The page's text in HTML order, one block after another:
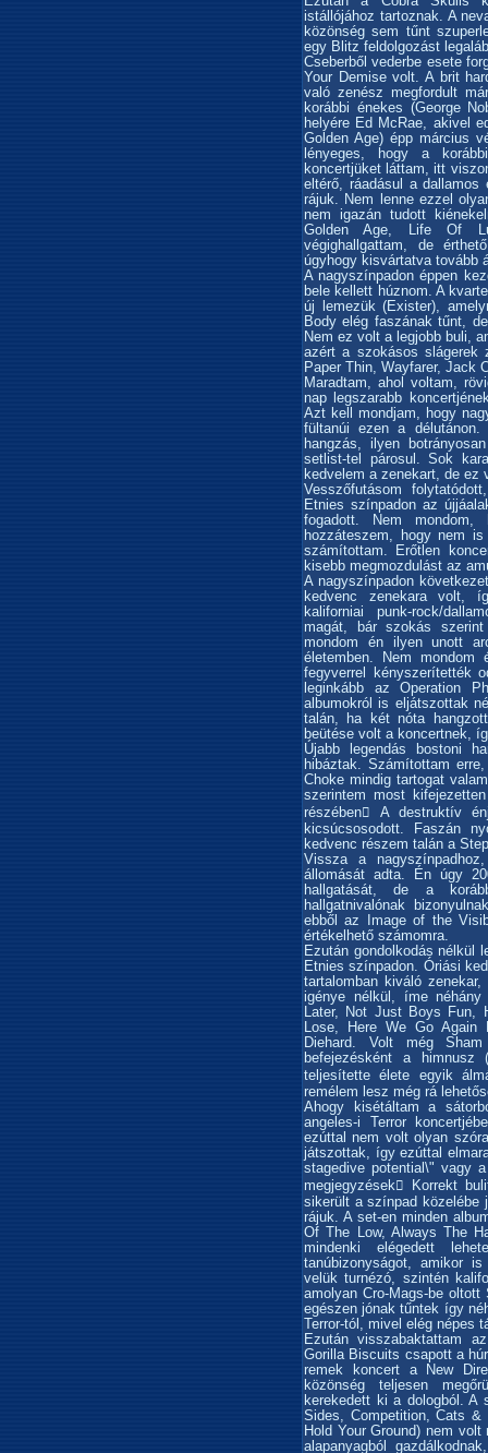
istállójához tartoznak. A
közönség sem tűnt
egy Blitz feldolgozást
Cseberből vederbe esete
Your Demise volt. A brit
való zenész megfordult
korábbi énekes (George
helyére Ed McRae, akivel
Golden Age) épp március
lényeges, hogy a
koncertjüket láttam, itt
eltérő, ráadásul a
rájuk. Nem lenne ezzel
nem igazán tudott
Golden Age, Life Of
végighallgattam, de
úgyhogy kisvártatva tovább
A nagyszínpadon éppen
bele kellett húznom. A
új lemezük (Exister),
Body elég faszának tűnt,
Nem ez volt a legjobb buli,
azért a szokásos slágerek
Paper Thin, Wayfarer, Jack
Maradtam, ahol voltam,
nap legszarabb
Azt kell mondjam, hogy
fültanúi ezen a
hangzás, ilyen
setlist-tel párosul. Sok
kedvelem a zenekart, de ez
Vesszőfutásom
Etnies színpadon az
fogadott. Nem mondom,
hozzáteszem, hogy nem
számítottam. Erőtlen
kisebb megmozdulást az
A nagyszínpadon
kedvenc zenekara volt,
kaliforniai punk-rock/
magát, bár szokás
mondom én ilyen unott
életemben. Nem
fegyverrel kényszerítették
leginkább az Operation
albumokról is eljátszottak
talán, ha két nóta
beütése volt a koncertnek,
Újabb legendás bostoni
hibáztak. Számítottam
Choke mindig tartogat
szerintem most
részében A destruktív
kicsúcsosodott. Faszán
kedvenc részem talán a
Vissza a
állomását adta. Én úgy
hallgatását, de a
hallgatnivalónak
ebből az Image of the
értékelhető számomra.
Ezután gondolkodás nélkül
Etnies színpadon. Óriási
tartalomban kiváló
igénye nélkül, íme
Later, Not Just Boys Fun,
Lose, Here We Go
Diehard. Volt még
befejezésként a
teljesítette élete egyik
remélem lesz még rá
Ahogy kisétáltam a
angeles-i Terror
ezúttal nem volt olyan
játszottak, így ezúttal
stagedive potential\" vagy
megjegyzések Korrekt
sikerült a színpad közelébe
rájuk. A set-en minden
Of The Low, Always The
mindenki elégedett
tanúbizonyságot, amikor
velük turnézó, szintén
amolyan Cro-Mags-be
egészen jónak tűntek így
Terror-tól, mivel elég népes
Ezután visszabaktattam
Gorilla Biscuits csapott a
remek koncert a New
közönség teljesen
kerekedett ki a dologból. A
Sides, Competition, Cats
Hold Your Ground) nem
alapanyagból